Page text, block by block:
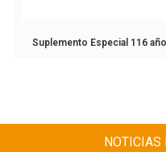
Suplemento Especial 116
NOTICIAS